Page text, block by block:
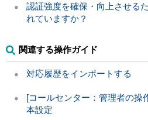
認証強度を確保・向上させる
れていますか？
関連する操作ガイド
対応履歴をインポートする
[コールセンター：管理者の操
本設定